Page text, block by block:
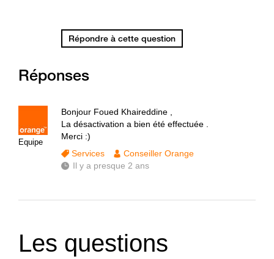
Répondre à cette question
Réponses
Equipe
Bonjour Foued Khaireddine ,
La désactivation a bien été effectuée .
Merci :)
Services
Conseiller Orange
Il y a presque 2 ans
Les questions